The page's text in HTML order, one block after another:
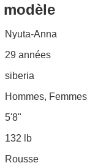
Nyuta-Anna
29 années
siberia
Hommes,
5'8"
132 lb
Rousse